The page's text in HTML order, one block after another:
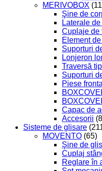
MERIVOBOX
Şine de
Laterale
Cuplaje de
Element
Suporturi
Lonjeron
Traversă
Suporturi
Piese
Capac de
Accesorii
Sisteme de glisare
MOVENTO (65)
Şine de
Cuplaj
Reglare în